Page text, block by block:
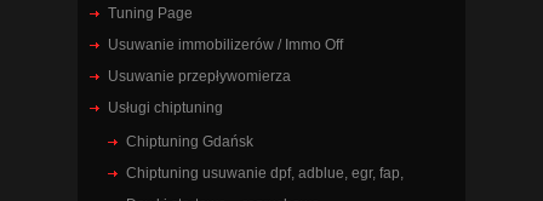
Tuning Page
Usuwanie immobilizerów / Immo Off
Usuwanie przepływomierza
Usługi chiptuning
Chiptuning Gdańsk
Chiptuning usuwanie dpf, adblue, egr, fap,